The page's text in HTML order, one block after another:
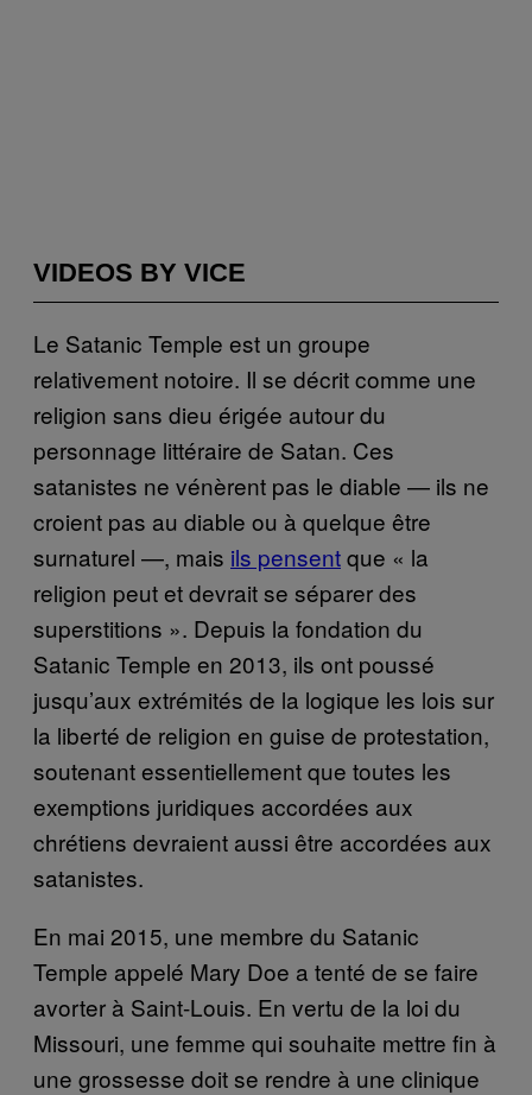
VIDEOS BY VICE
Le Satanic Temple est un groupe
relativement notoire. Il se décrit comme une
religion sans dieu érigée autour du
personnage littéraire de Satan. Ces
satanistes ne vénèrent pas le diable — ils ne
croient pas au diable ou à quelque être
surnaturel —, mais ils pensentque « la
religion peut et devrait se séparer des
superstitions ». Depuis la fondation du
Satanic Temple en 2013, ils ont poussé
jusqu’aux extrémités de la logique les lois sur
la liberté de religion en guise de protestation,
soutenant essentiellement que toutes les
exemptions juridiques accordées aux
chrétiens devraient aussi être accordées aux
satanistes.
En mai 2015, une membre du Satanic
Temple appelé Mary Doe a tenté de se faire
avorter à Saint-Louis. En vertu de la loi du
Missouri, une femme qui souhaite mettre fin à
une grossesse doit se rendre à une clinique